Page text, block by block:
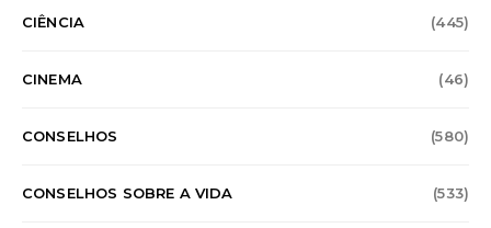
CIÊNCIA (445)
CINEMA (46)
CONSELHOS (580)
CONSELHOS SOBRE A VIDA (533)